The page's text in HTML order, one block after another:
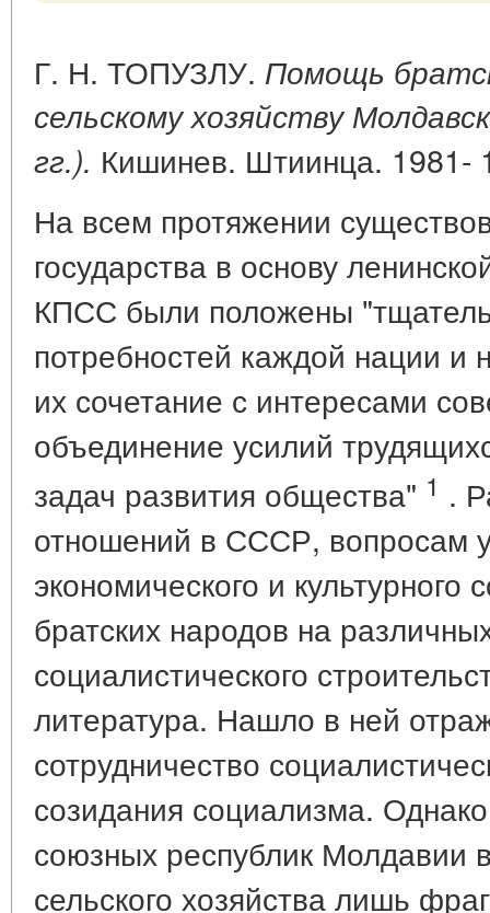
Г. Н. ТОПУЗЛУ. Помощь
сельскому хозяйству
гг.). Кишинев. Штиинца. 1981-
На всем протяжении
государства в основу
КПСС были положены
потребностей каждой нации и
их сочетание с интересами
объединение усилий
задач развития общества" 1 .
отношений в СССР, вопросам
экономического и культурного
братских народов на
социалистического
литература. Нашло в ней
сотрудничество
созидания социализма.
союзных республик Молдавии
сельского хозяйства лишь